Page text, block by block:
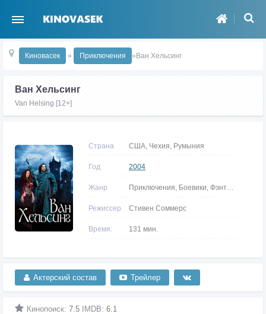
Киновасек » Приключения »Ван Хельсинг
Ван Хельсинг
Van Helsing [12+]
Страна США, Чехия, Румыния
Год 2004
Жанр Приключения, Боевики, Фэнтези
Режиссер Стивен Соммерс
Время: 131 мин.
Актерский состав Трейлер
Кинопоиск: 7.5 IMDB: 6.1